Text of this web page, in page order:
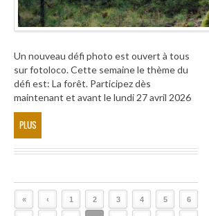
Un nouveau défi photo est ouvert à tous
sur fotoloco. Cette semaine le thème du
défi est: La forêt. Participez dès
maintenant et avant le lundi 27 avril 2026
PLUS
« ‹ 1 2 3 4 5 6